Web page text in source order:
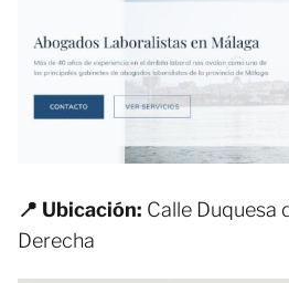
📍 Ubicación: Calle Duquesa
Derecha